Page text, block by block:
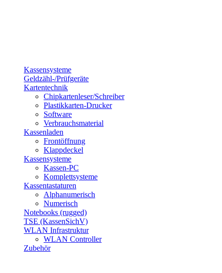
Kassensysteme
Geldzähl-/Prüfgeräte
Kartentechnik
Chipkartenleser/Schreiber
Plastikkarten-Drucker
Software
Verbrauchsmaterial
Kassenladen
Frontöffnung
Klappdeckel
Kassensysteme
Kassen-PC
Komplettsysteme
Kassentastaturen
Alphanumerisch
Numerisch
Notebooks (rugged)
TSE (KassenSichV)
WLAN Infrastruktur
WLAN Controller
Zubehör